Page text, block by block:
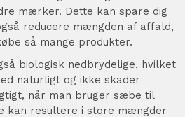
mærker. Dette kan spare dig
reducere mængden af affald,
så mange produkter.
biologisk nedbrydelige, hvilket
naturligt og ikke skader
når man bruger sæbe til
kan resultere i store mængder